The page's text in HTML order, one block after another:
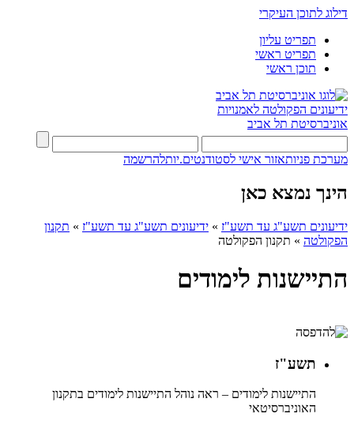
דילוג לתוכן העיקרי
תפריט עליון
תפריט ראשי
תוכן ראשי
ידיעונים הפקולטה לאמנויות
אוניברסיטת תל אביב
מערכת פניותאזור אישי לסטודנטים.יותלהרשמה
הינך נמצא כאן
ידיעונים תשע"ג עד תשע"ז » ידיעונים תשע"ג עד תשע"ז » תקנון
הפקולטה » תקנון הפקולטה
התיישנות לימודים
תשע"ז
התיישנות לימודים – ראה נוהל התיישנות לימודים בתקנון
האוניברסיטאי